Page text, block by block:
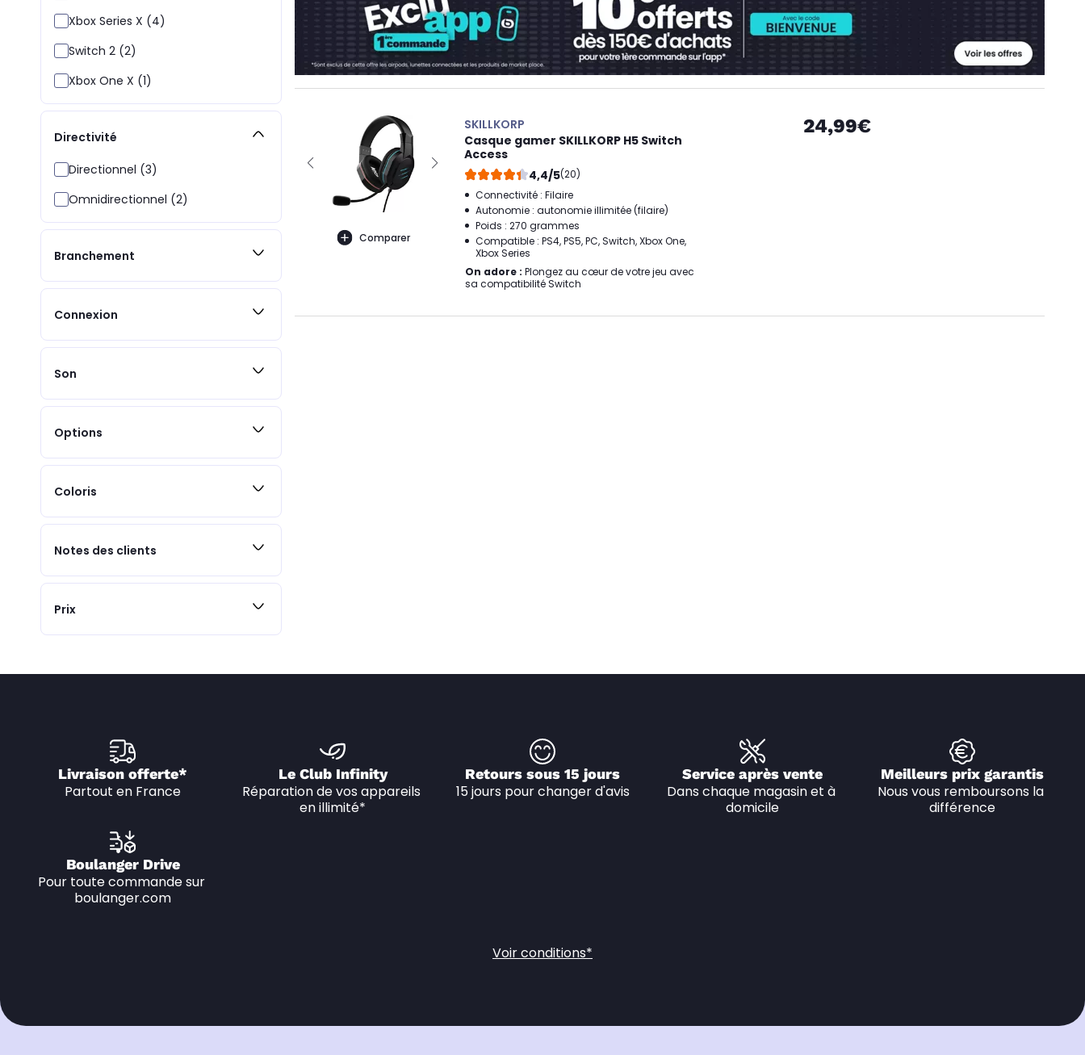
Xbox Series X (4)
Switch 2 (2)
Xbox One X (1)
Directivité
Directionnel (3)
Omnidirectionnel (2)
Branchement
Connexion
Son
Options
Coloris
Notes des clients
Prix
Comparer
SKILLKORP
Casque gamer SKILLKORP H5 Switch
Access
4,4/5(20)
Connectivité : Filaire
Autonomie : autonomie illimitée (filaire)
Poids : 270 grammes
Compatible : PS4, PS5, PC, Switch, Xbox One,
Xbox Series
On adore : Plongez au cœur de votre jeu avec
sa compatibilité Switch
24,99€
Livraison offerte*
Partout en France
Le Club Infinity
Réparation de vos appareils
en illimité*
Retours sous 15 jours
15 jours pour changer d'avis
Service après vente
Dans chaque magasin et à
domicile
Meilleurs prix garantis
Nous vous remboursons la
différence
Boulanger Drive
Pour toute commande sur
boulanger.com
Voir conditions*